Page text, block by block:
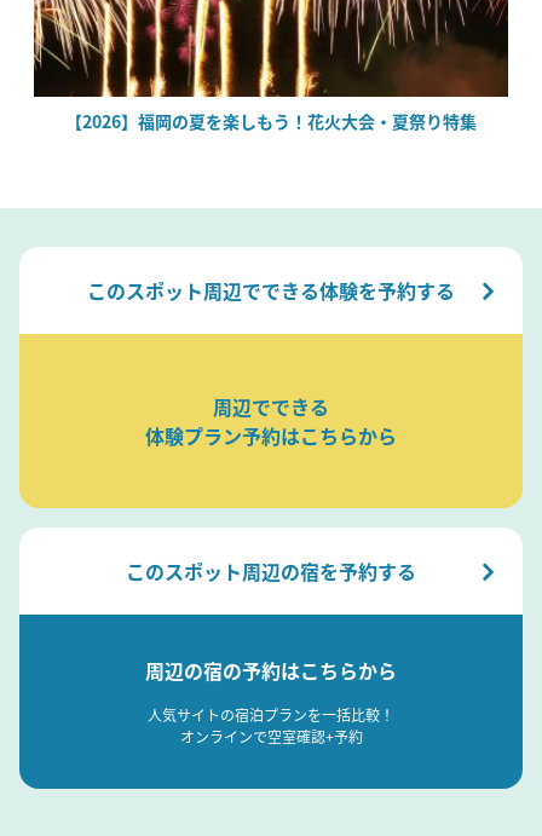
【2026】福岡の夏を楽しもう！花火大会・夏祭り特集
このスポット周辺でできる体験を予約する
周辺でできる
体験プラン予約はこちらから
このスポット周辺の宿を予約する
周辺の宿の予約はこちらから
人気サイトの宿泊プランを一括比較！
オンラインで空室確認+予約